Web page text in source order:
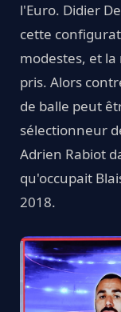
l'Euro. Didier
cette
modestes, et
pris. Alors
de balle peut
sélectionneur
Adrien Rabiot
qu'occupait
2018.